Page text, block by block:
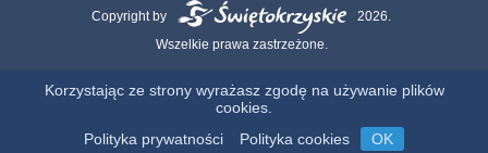
Copyright by
2026.
Wszelkie prawa zastrzeżone.
Korzystając ze strony wyrażasz zgodę na używanie plików
cookies.
Polityka prywatności
Polityka cookies OK